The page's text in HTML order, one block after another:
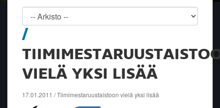
VIELÄ YKSI LISÄÄ
17.01.2011 / Tiimimestaruustaistoon vielä yksi lisää